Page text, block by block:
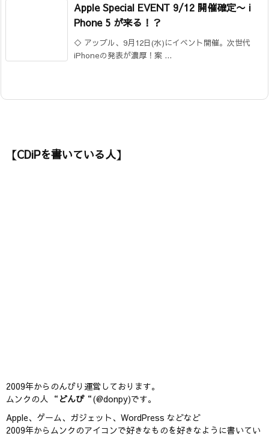
Apple Special EVENT 9/12 開催確定〜 i
Phone 5 が来る！？
◇ アップル、9月12日(水)にイベント開催。次世代
iPhoneの発表が濃厚！案 ...
【CDiPを書いている人】
2009年からのんびり運営しております。
ムンクの人 “ どんぴ“(@donpy)です。
Apple、ゲーム、ガジェット、WordPress などなど
2009年からムンクのアイコンで好きなものを好きなように書いてい